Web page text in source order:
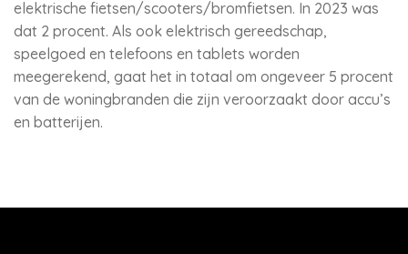
elektrische fietsen/scooters/bromfietsen. In 2023 was
dat 2 procent. Als ook elektrisch gereedschap,
speelgoed en telefoons en tablets worden
meegerekend, gaat het in totaal om ongeveer 5 procent
van de woningbranden die zijn veroorzaakt door accu’s
en batterijen.